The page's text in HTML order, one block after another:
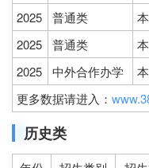
2025
普通类
2025
普通类
2025
中外合作办学
更多数据请进入：
历史类